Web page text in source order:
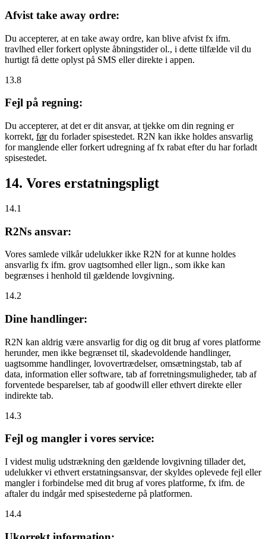
Afvist take away ordre:
Du accepterer, at en take away ordre, kan blive afvist fx ifm.
travlhed eller forkert oplyste åbningstider ol., i dette tilfælde vil du
hurtigt få dette oplyst på SMS eller direkte i appen.
13.8
Fejl på regning:
Du accepterer, at det er dit ansvar, at tjekke om din regning er
korrekt, førdu forlader spisestedet. R2N kan ikke holdes ansvarlig
for manglende eller forkert udregning af fx rabat efter du har forladt
spisestedet.
14. Vores erstatningspligt
14.1
R2Ns ansvar:
Vores samlede vilkår udelukker ikke R2N for at kunne holdes
ansvarlig fx ifm. grov uagtsomhed eller lign., som ikke kan
begrænses i henhold til gældende lovgivning.
14.2
Dine handlinger:
R2N kan aldrig være ansvarlig for dig og dit brug af vores platforme
herunder, men ikke begrænset til, skadevoldende handlinger,
uagtsomme handlinger, lovovertrædelser, omsætningstab, tab af
data, information eller software, tab af forretningsmuligheder, tab af
forventede besparelser, tab af goodwill eller ethvert direkte eller
indirekte tab.
14.3
Fejl og mangler i vores service:
I videst mulig udstrækning den gældende lovgivning tillader det,
udelukker vi ethvert erstatningsansvar, der skyldes oplevede fejl eller
mangler i forbindelse med dit brug af vores platforme, fx ifm. de
aftaler du indgår med spisestederne på platformen.
14.4